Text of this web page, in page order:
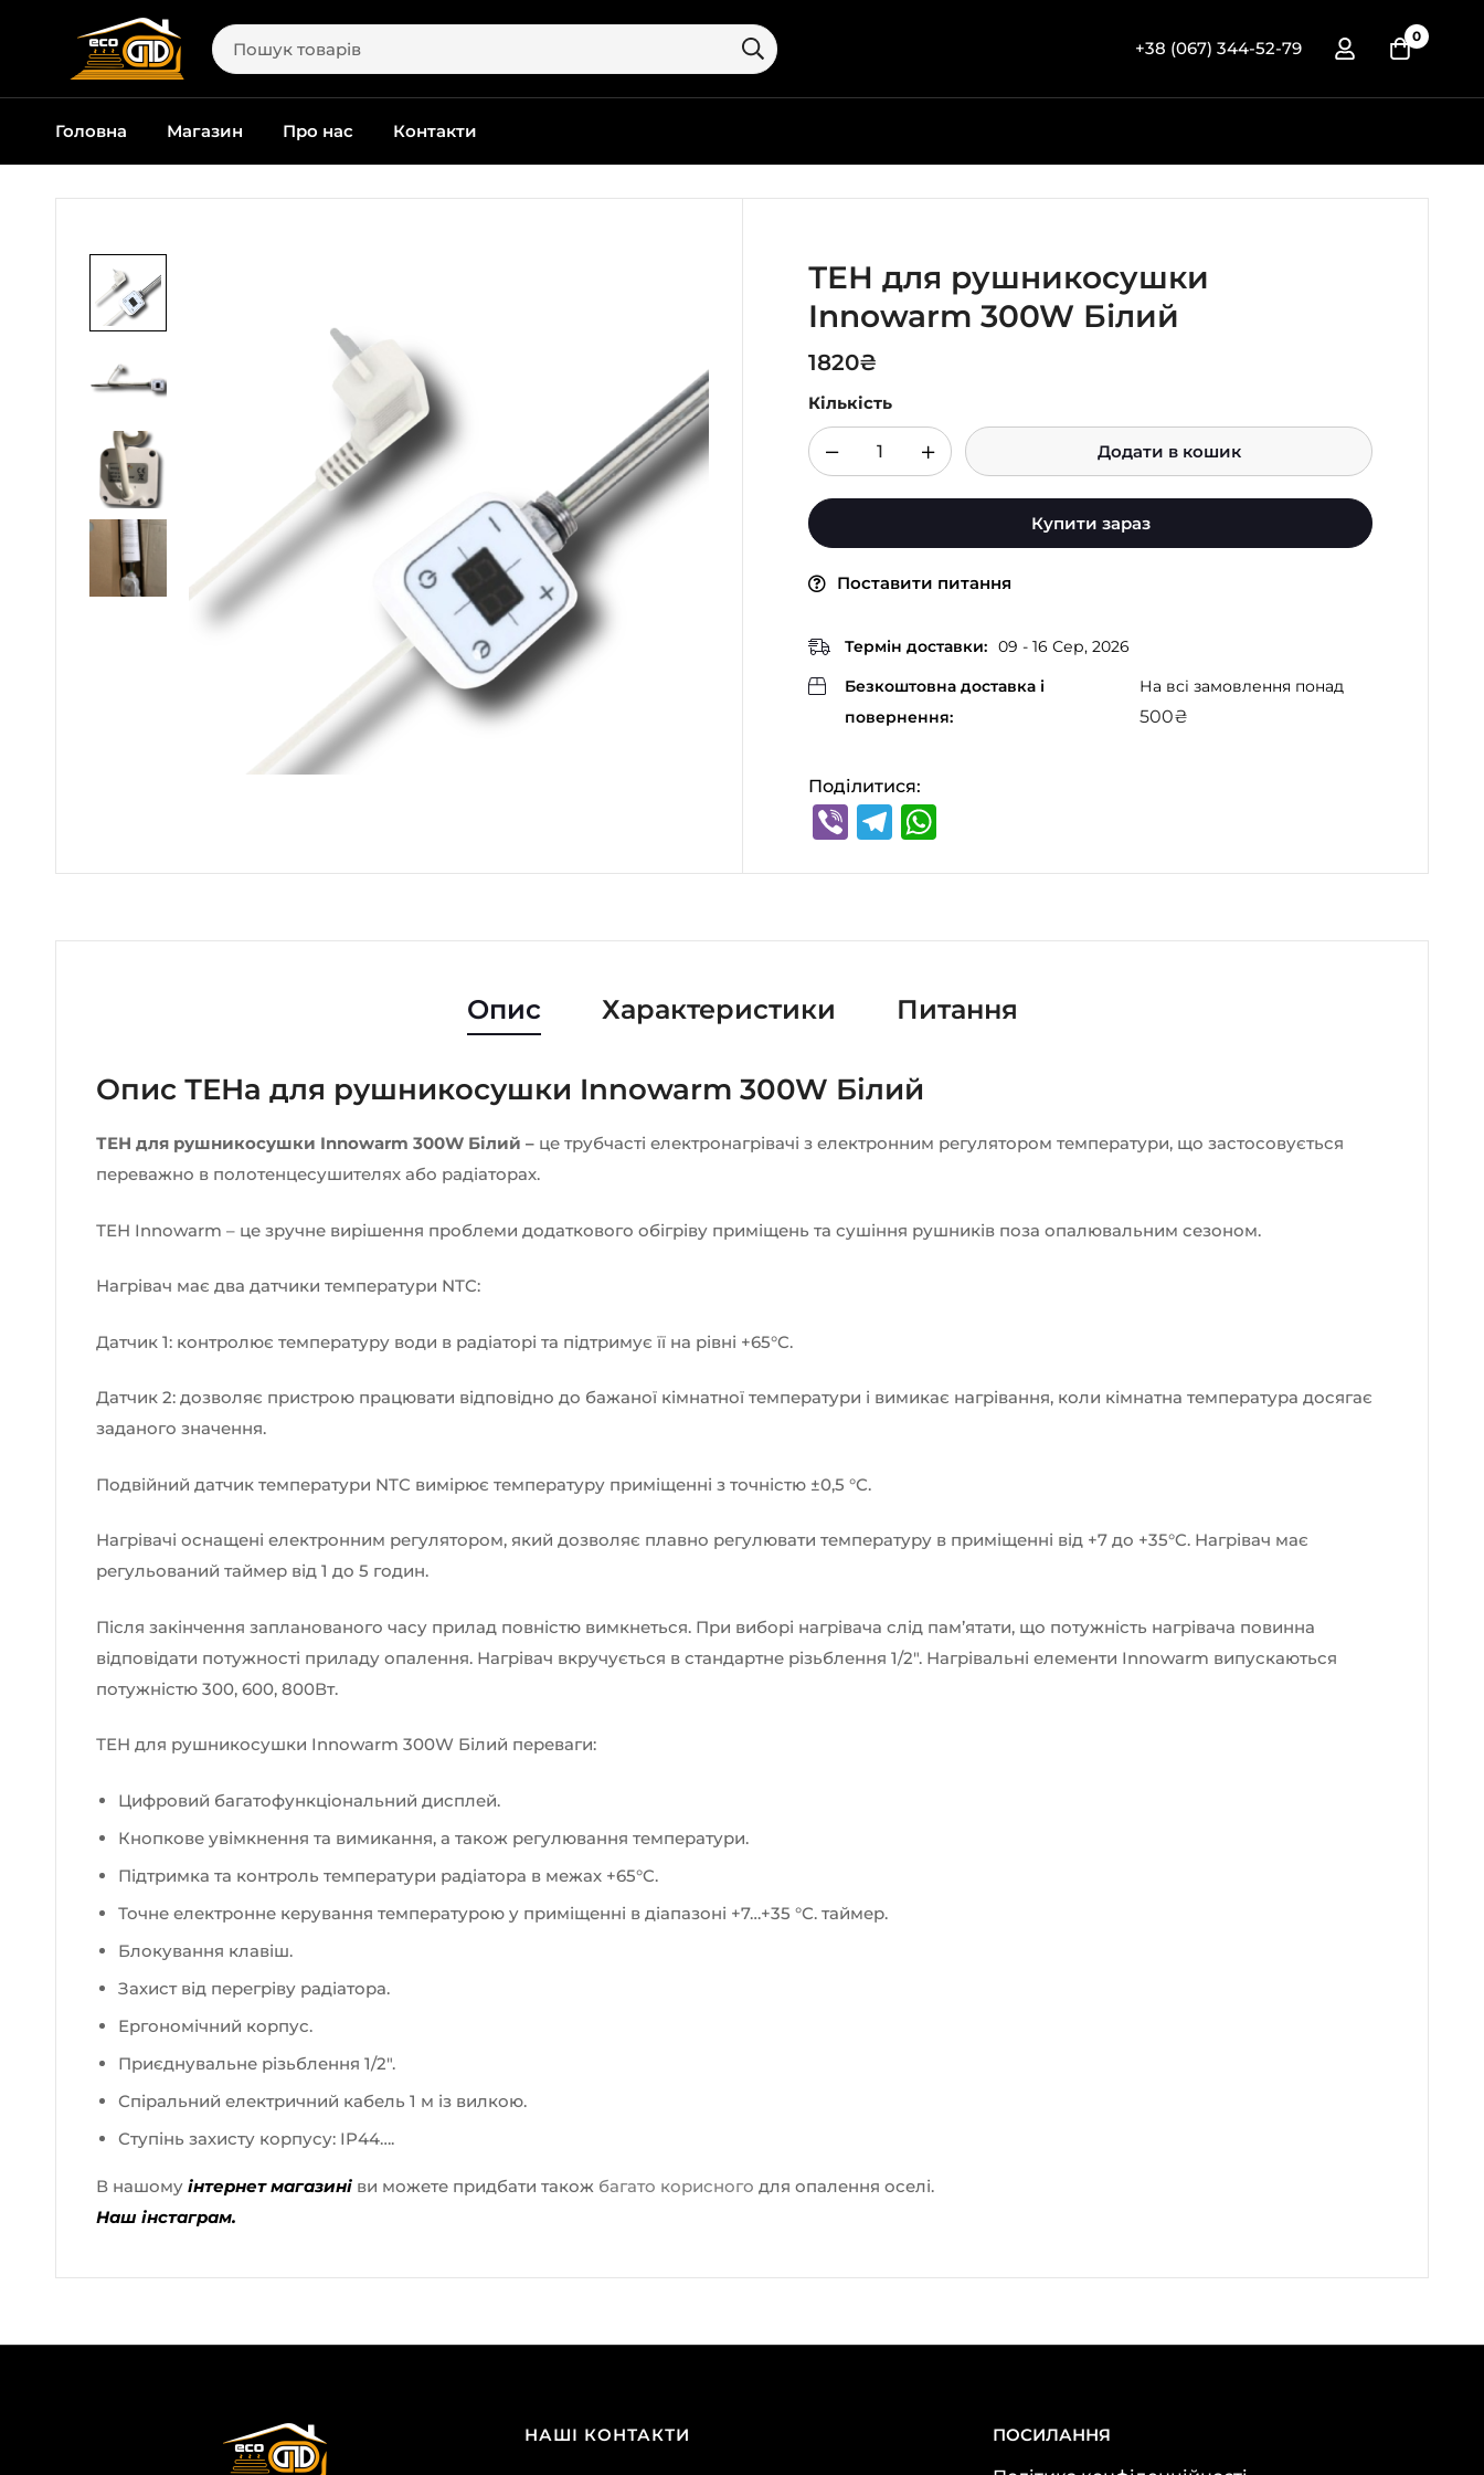
+38 (067) 344-52-79
0
Головна Магазин Про нас Контакти
ТЕН для рушникосушки
Innowarm 300W Білий
1820₴
Кількість
Додати в кошик
Купити зараз
Поставити питання
Термін доставки: 09 - 16 Сер, 2026
Безкоштовна доставка і
повернення:
На всі замовлення понад
500₴
Поділитися:
ViberTelegram
Опис Характеристики Питання
Опис ТЕНа для рушникосушки Innowarm 300W Білий
ТЕН для рушникосушки Innowarm 300W Білий – це трубчасті електронагрівачі з електронним регулятором температури, що застосовується
переважно в полотенцесушителях або радіаторах.
ТЕН Innowarm – це зручне вирішення проблеми додаткового обігріву приміщень та сушіння рушників поза опалювальним сезоном.
Нагрівач має два датчики температури NTC:
Датчик 1: контролює температуру води в радіаторі та підтримує її на рівні +65°C.
Датчик 2: дозволяє пристрою працювати відповідно до бажаної кімнатної температури і вимикає нагрівання, коли кімнатна температура досягає
заданого значення.
Подвійний датчик температури NTC вимірює температуру приміщенні з точністю ±0,5 °С.
Нагрівачі оснащені електронним регулятором, який дозволяє плавно регулювати температуру в приміщенні від +7 до +35°C. Нагрівач має
регульований таймер від 1 до 5 годин.
Після закінчення запланованого часу прилад повністю вимкнеться. При виборі нагрівача слід пам’ятати, що потужність нагрівача повинна
відповідати потужності приладу опалення. Нагрівач вкручується в стандартне різьблення 1/2″. Нагрівальні елементи Innowarm випускаються
потужністю 300, 600, 800Вт.
ТЕН для рушникосушки Innowarm 300W Білий переваги:
Цифровий багатофункціональний дисплей.
Кнопкове увімкнення та вимикання, а також регулювання температури.
Підтримка та контроль температури радіатора в межах +65°C.
Точне електронне керування температурою у приміщенні в діапазоні +7…+35 °С. таймер.
Блокування клавіш.
Захист від перегріву радіатора.
Ергономічний корпус.
Приєднувальне різьблення 1/2″.
Спіральний електричний кабель 1 м із вилкою.
Ступінь захисту корпусу: IP44….
В нашому інтернет магазині ви можете придбати також багато корисного для опалення оселі.
Наш інстаграм.
НАШІ КОНТАКТИ
ПОСИЛАННЯ